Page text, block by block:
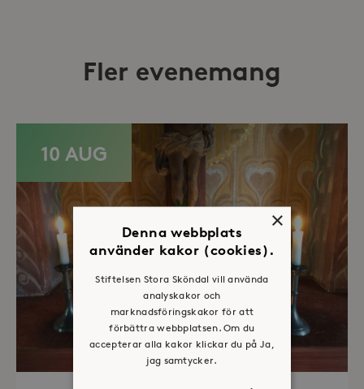
Fler evenemang
10 AUG
×
Denna webbplats
använder kakor (cookies).
Stiftelsen Stora Sköndal vill använda
analyskakor och
marknadsföringskakor för att
förbättra webbplatsen. Om du
accepterar alla kakor klickar du på Ja,
jag samtycker.